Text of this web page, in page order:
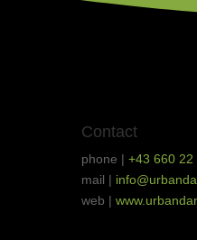
Contact
phone | +43 660 22
mail |
web |